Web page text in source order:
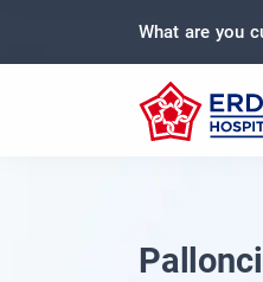
What are you